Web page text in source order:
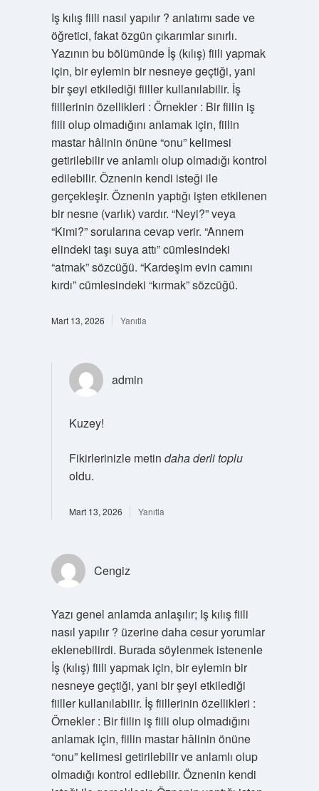
Iş kılış fiili nasıl yapılır ? anlatımı sade ve
öğretici, fakat özgün çıkarımlar sınırlı.
Yazının bu bölümünde İş (kılış) fiili yapmak
için, bir eylemin bir nesneye geçtiği, yani
bir şeyi etkilediği fiiller kullanılabilir. İş
fiillerinin özellikleri : Örnekler : Bir fiilin iş
fiili olup olmadığını anlamak için, fiilin
mastar hâlinin önüne “onu” kelimesi
getirilebilir ve anlamlı olup olmadığı kontrol
edilebilir. Öznenin kendi isteği ile
gerçekleşir. Öznenin yaptığı işten etkilenen
bir nesne (varlık) vardır. “Neyi?” veya
“Kimi?” sorularına cevap verir. “Annem
elindeki taşı suya attı” cümlesindeki
“atmak” sözcüğü. “Kardeşim evin camını
kırdı” cümlesindeki “kırmak” sözcüğü.
Mart 13, 2026 Yanıtla
admin
Kuzey!
Fikirlerinizle metin daha derli toplu
oldu.
Mart 13, 2026 Yanıtla
Cengiz
Yazı genel anlamda anlaşılır; Iş kılış fiili
nasıl yapılır ? üzerine daha cesur yorumlar
eklenebilirdi. Burada söylenmek istenenle
İş (kılış) fiili yapmak için, bir eylemin bir
nesneye geçtiği, yani bir şeyi etkilediği
fiiller kullanılabilir. İş fiillerinin özellikleri :
Örnekler : Bir fiilin iş fiili olup olmadığını
anlamak için, fiilin mastar hâlinin önüne
“onu” kelimesi getirilebilir ve anlamlı olup
olmadığı kontrol edilebilir. Öznenin kendi